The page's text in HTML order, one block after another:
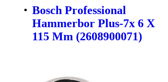
Bosch Professional
Hammerbor Plus-7x 6 X
115 Mm (2608900071)